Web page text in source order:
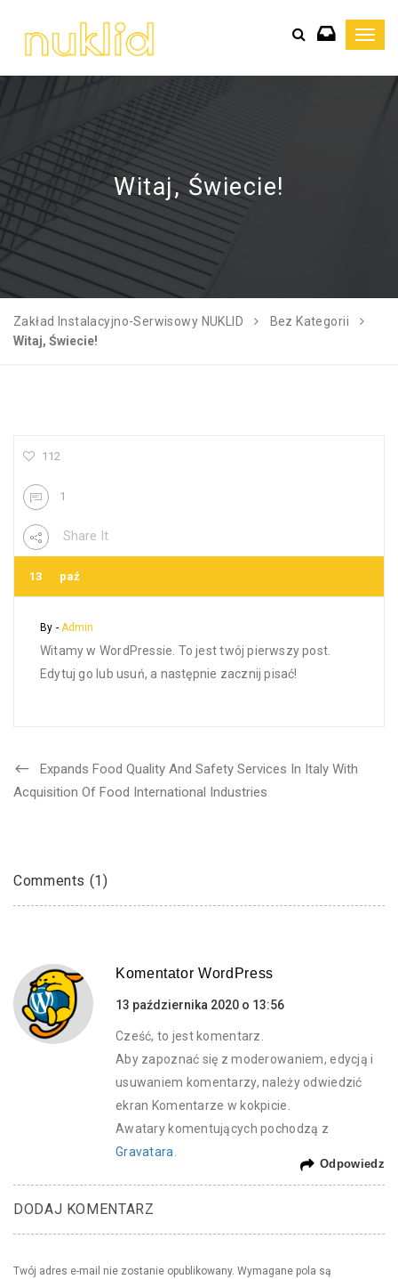
Witaj, Świecie!
Zakład Instalacyjno-Serwisowy NUKLID
Bez Kategorii
Witaj, Świecie!
112
1
Share It
13 paź
By - Admin
Witamy w WordPressie. To jest twój pierwszy post.
Edytuj go lub usuń, a następnie zacznij pisać!
Expands Food Quality And Safety Services In Italy With
Acquisition Of Food International Industries
Comments (1)
Komentator WordPress
13 października 2020 o 13:56
Cześć, to jest komentarz.
Aby zapoznać się z moderowaniem, edycją i
usuwaniem komentarzy, należy odwiedzić
ekran Komentarze w kokpicie.
Awatary komentujących pochodzą z
Gravatara
Odpowiedz
DODAJ KOMENTARZ
Twój adres e-mail nie zostanie opublikowany. Wymagane pola są